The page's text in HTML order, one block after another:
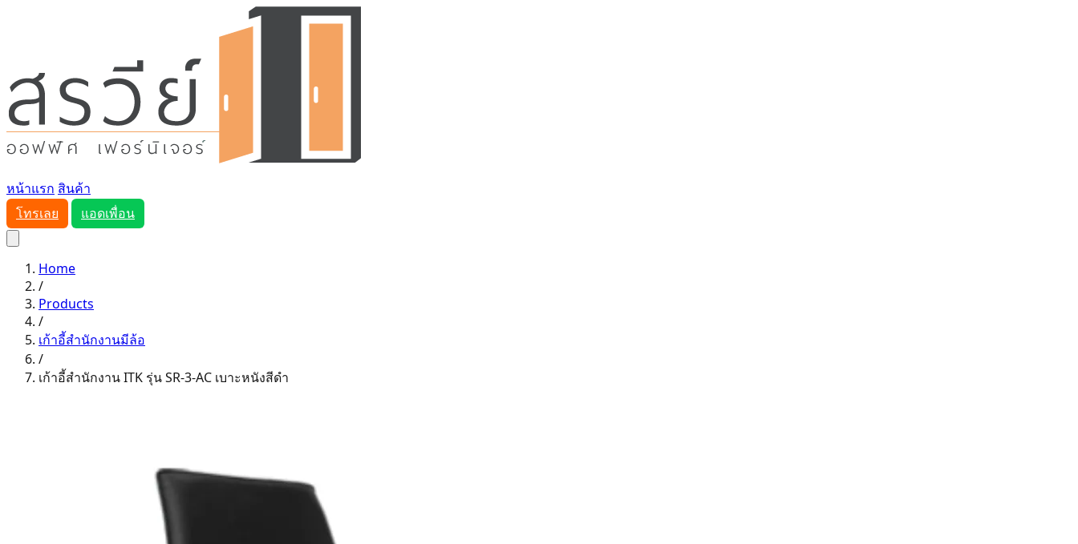
หน้าแรก สินค้า
โทรเลย
แอดเพื่อน
Home
/
Products
/
เก้าอี้สำนักงานมีล้อ
/
เก้าอี้สำนักงาน ITK รุ่น SR-3-AC เบาะหนังสีดำ